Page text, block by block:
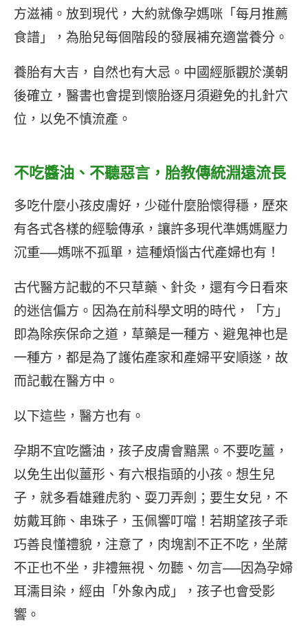
方滋補。放到現代，大約就像孕媽咪「每月推薦
食譜」，為胎兒每個階段的發展補充適當養分。
養胎有大吉，自然也有大忌。中國經脈觀於漢朝
後確立，醫書也會提到懷胎逐月須避免的扎針穴
位，以免不慎流產。
不吃醬油、不聽惡言，胎教傳統淵遠流長
多吃什麼小孩皮膚好，少碰什麼胎懷得穩，歷來
有各式各樣的經驗傳承，讓許多現代準媽媽壓力
沉重──媽咪不孤單，這種煩惱古代產婦也有！
古代醫方記載的不只草藥、針灸，還有今日看來
的迷信偏方。因為在前科學文明的時代，「方」
即為除疾保命之道，草藥是一種方、避鬼神也是
一種方，都是為了護佑產家和產婦平安順遂，故
而記載在醫方中。
以下這些，醫方也有。
孕期不宜吃醬油，孩子皮膚會黯黑。不要吃薑，
以免生出似薑形、有六根指頭的小孩。想生兒
子，就多看雄雞虎豹、耍刀弄劍；要生女兒，不
妨戴耳飾、串珠子，玉佩響叮噹！若期望孩子乖
巧善良懂禮貌，注意了，肉塊割不正不吃，坐蓆
不正也不坐，非禮無視、勿聽、勿言──因為孕婦
耳濡目染，經由「外象內成」，孩子也會受影
響。